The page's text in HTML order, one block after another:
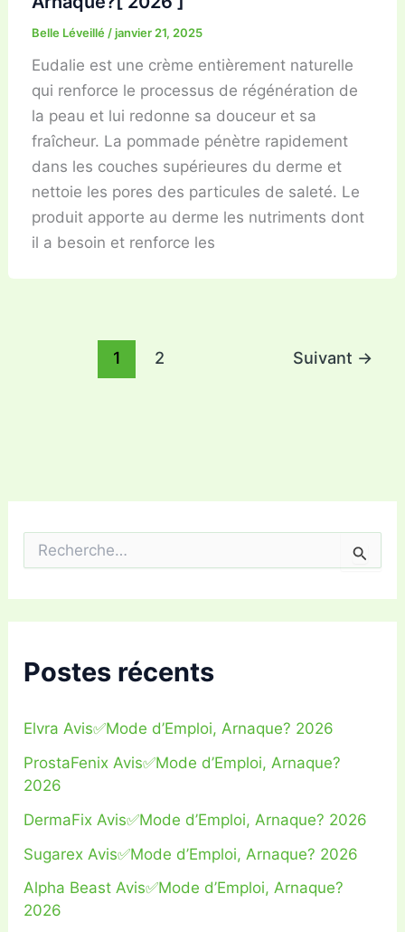
Belle Léveillé /janvier 21, 2025
Eudalie est une crème entièrement naturelle
qui renforce le processus de régénération de
la peau et lui redonne sa douceur et sa
fraîcheur. La pommade pénètre rapidement
dans les couches supérieures du derme et
nettoie les pores des particules de saleté. Le
produit apporte au derme les nutriments dont
il a besoin et renforce les
1 2 Suivant →
h
e
:
Postes récents
Elvra Avis✅Mode d’Emploi, Arnaque? 2026
ProstaFenix Avis✅Mode d’Emploi, Arnaque?
2026
DermaFix Avis✅Mode d’Emploi, Arnaque? 2026
Sugarex Avis✅Mode d’Emploi, Arnaque? 2026
Alpha Beast Avis✅Mode d’Emploi, Arnaque?
2026